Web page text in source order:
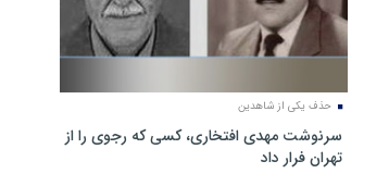
حذف یکی از شاهدین
سرنوشت مهدی افتخاری، کسی که رجوی را از
تهران فرار داد